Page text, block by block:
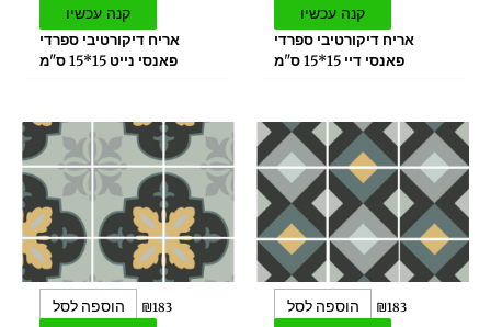
קנה עכשיו
אריח דיקורטיבי ספרדי
פאנסי דיי 15*15 ס"מ
קנה עכשיו
אריח דיקורטיבי ספרדי
פאנסי נייט 15*15 ס"מ
₪183 הוספה לסל ₪183 הוספה לסל